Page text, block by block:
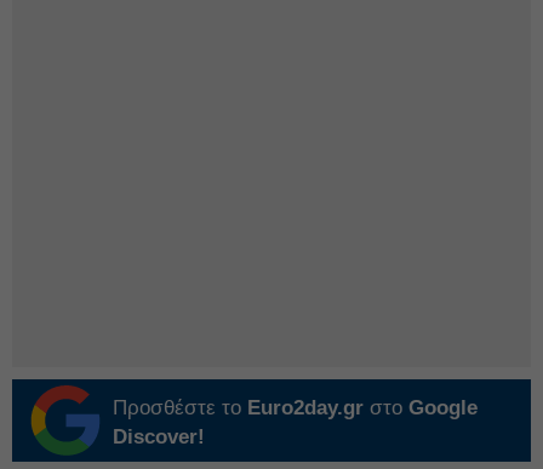
Προσθέστε το Euro2day.gr στο Google
Discover!